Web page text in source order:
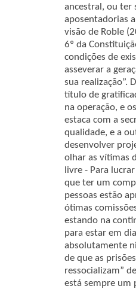
ancestral, ou ter
aposentadorias
visão de Roble
6º da
condições de
asseverar a
sua realização”.
título de
na operação, e
estaca com a
qualidade, e a
desenvolver
olhar as vítimas
livre - Para
que ter um
pessoas estão
ótimas
estando na
para estar em
absolutamente
de que as
ressocializam”
está sempre um